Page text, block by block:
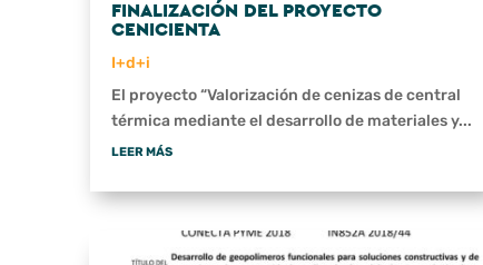
FINALIZACIÓN DEL PROYECTO
CENICIENTA
I+d+i
El proyecto “Valorización de cenizas de central
térmica mediante el desarrollo de materiales y...
LEER MÁS